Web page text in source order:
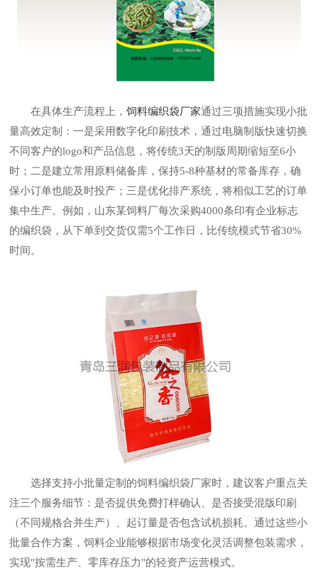
在具体生产流程上，饲料编织袋厂家通过三项措施实现小批
量高效定制：一是采用数字化印刷技术，通过电脑制版快速切换
不同客户的logo和产品信息，将传统3天的制版周期缩短至6小
时；二是建立常用原料储备库，保持5-8种基材的常备库存，确
保小订单也能及时投产；三是优化排产系统，将相似工艺的订单
集中生产。例如，山东某饲料厂每次采购4000条印有企业标志
的编织袋，从下单到交货仅需5个工作日，比传统模式节省30%
时间。
选择支持小批量定制的饲料编织袋厂家时，建议客户重点关
注三个服务细节：是否提供免费打样确认、是否接受混版印刷
（不同规格合并生产）、起订量是否包含试机损耗。通过这些小
批量合作方案，饲料企业能够根据市场变化灵活调整包装需求，
实现"按需生产、零库存压力"的轻资产运营模式。